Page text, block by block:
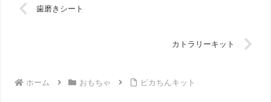
歯磨きシート
カトラリーキット
ホーム おもちゃ ピカちんキット